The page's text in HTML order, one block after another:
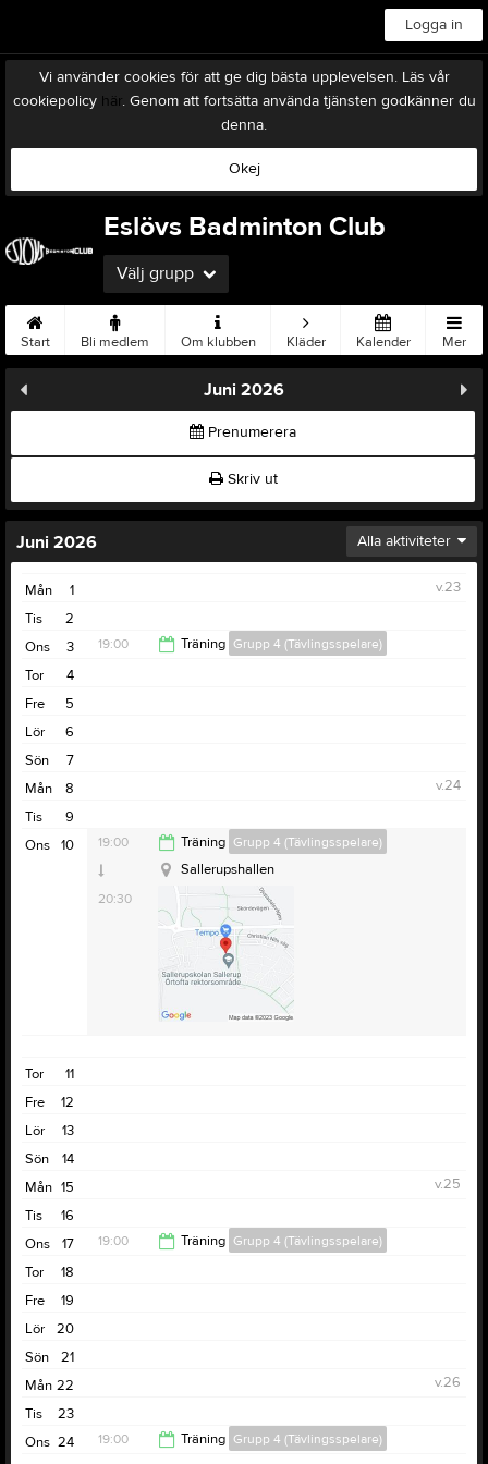
Logga in
Vi använder cookies för att ge dig bästa upplevelsen. Läs vår
cookiepolicy här. Genom att fortsätta använda tjänsten godkänner du
denna.
Okej
Eslövs Badminton Club
Välj grupp
Start Bli medlem Om klubben Kläder Kalender Mer
Juni 2026
Prenumerera
Skriv ut
Juni 2026 Alla aktiviteter
1
Mån
v.23
2
Tis
3
Ons 19:00 Träning Grupp 4 (Tävlingsspelare)
4
Tor
5
Fre
6
Lör
7
Sön
8
Mån
v.24
9
Tis
10
Ons 19:00 Träning Grupp 4 (Tävlingsspelare)
20:30
Sallerupshallen
11
Tor
12
Fre
13
Lör
14
Sön
15
Mån
v.25
16
Tis
17
Ons 19:00 Träning Grupp 4 (Tävlingsspelare)
18
Tor
19
Fre
20
Lör
21
Sön
22
Mån
v.26
23
Tis
24
Ons 19:00 Träning Grupp 4 (Tävlingsspelare)